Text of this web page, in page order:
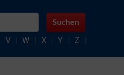
Suchen
V W X Y Z